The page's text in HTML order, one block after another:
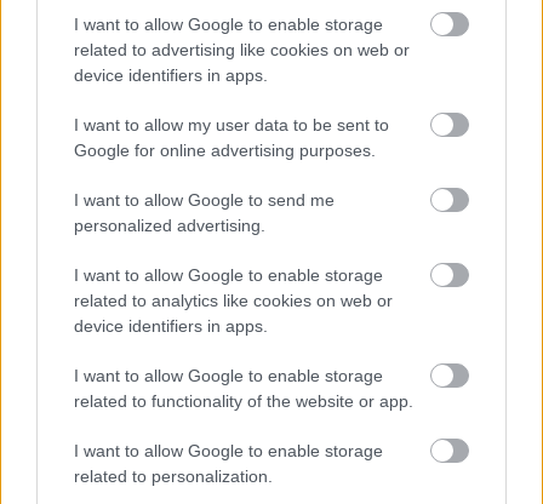
I want to allow Google to enable storage
related to advertising like cookies on web or
device identifiers in apps.
I want to allow my user data to be sent to
Google for online advertising purposes.
I want to allow Google to send me
personalized advertising.
I want to allow Google to enable storage
related to analytics like cookies on web or
device identifiers in apps.
I want to allow Google to enable storage
related to functionality of the website or app.
I want to allow Google to enable storage
related to personalization.
Az egyik diákot az 1986-ban Berlinben török
családban született Tamer Arslan
színpadon bemutatottakhoz hasonló jelenteket.
Jens Hillja,a Gorkij társrendezője hangsúlyozta: a
színész mint olyan a maga történetével az érdekes.
bevándorló családban született, de másféle,
fogyatékkal élő, homoszexuális, leszbikus
színészeket is.
izraeli dramaturg-rendező darabjában,
a Common Groundban három színész lép fel, akik a
volt Jugoszláviából származnak: 1991 és 2001 között